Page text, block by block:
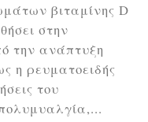
βιταμίνης D
στην
την ανάπτυξη
η ρευματοειδής
του